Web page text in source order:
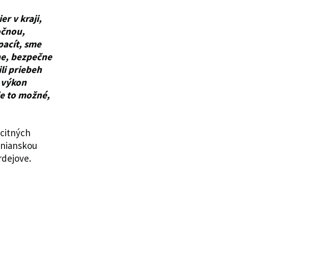
v kraji,
sme
bezpečne
priebeh
to možné,